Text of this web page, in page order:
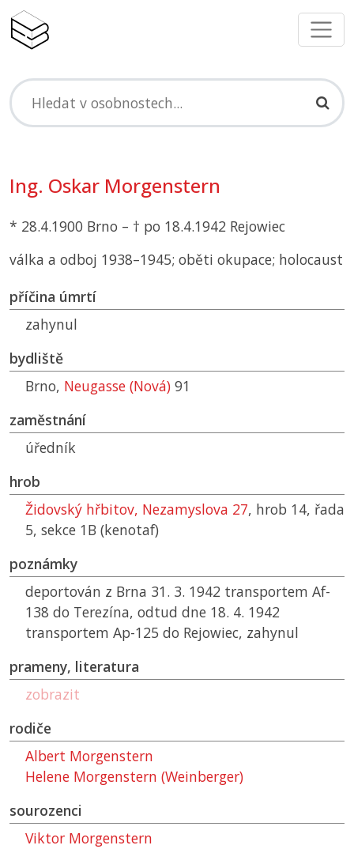
Ing. Oskar Morgenstern
* 28.4.1900 Brno – † po 18.4.1942 Rejowiec
válka a odboj 1938–1945; oběti okupace; holocaust
příčina úmrtí
zahynul
bydliště
Brno, Neugasse (Nová) 91
zaměstnání
úředník
hrob
Židovský hřbitov, Nezamyslova 27, hrob 14, řada
5, sekce 1B (kenotaf)
poznámky
deportován z Brna 31. 3. 1942 transportem Af-
138 do Terezína, odtud dne 18. 4. 1942
transportem Ap-125 do Rejowiec, zahynul
prameny, literatura
zobrazit
rodiče
Albert Morgenstern
Helene Morgenstern (Weinberger)
sourozenci
Viktor Morgenstern